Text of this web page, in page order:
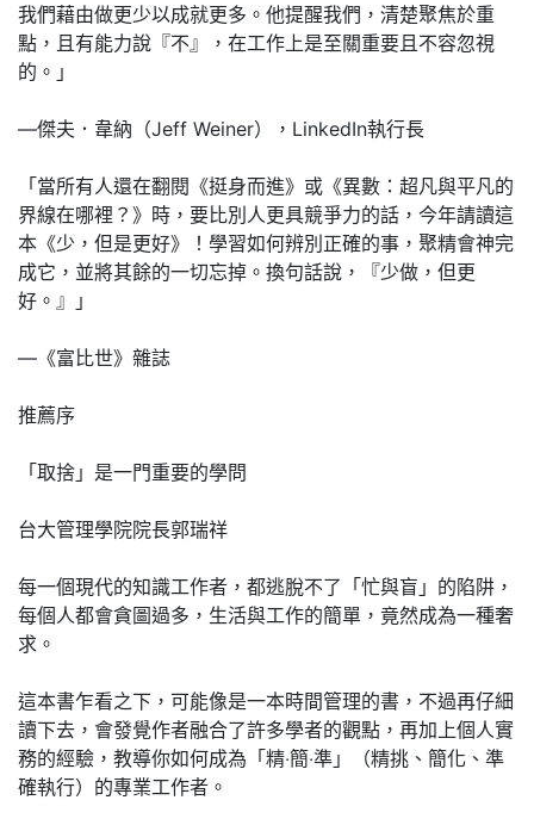
我們藉由做更少以成就更多。他提醒我們，清楚聚焦於重
點，且有能力說『不』，在工作上是至關重要且不容忽視
的。」
—傑夫．韋納（Jeff Weiner），LinkedIn執行長
「當所有人還在翻閱《挺身而進》或《異數：超凡與平凡的
界線在哪裡？》時，要比別人更具競爭力的話，今年請讀這
本《少，但是更好》！學習如何辨別正確的事，聚精會神完
成它，並將其餘的一切忘掉。換句話說，『少做，但更
好。』」
—《富比世》雜誌
推薦序
「取捨」是一門重要的學問
台大管理學院院長郭瑞祥
每一個現代的知識工作者，都逃脫不了「忙與盲」的陷阱，
每個人都會貪圖過多，生活與工作的簡單，竟然成為一種奢
求。
這本書乍看之下，可能像是一本時間管理的書，不過再仔細
讀下去，會發覺作者融合了許多學者的觀點，再加上個人實
務的經驗，教導你如何成為「精‧簡‧準」（精挑、簡化、準
確執行）的專業工作者。